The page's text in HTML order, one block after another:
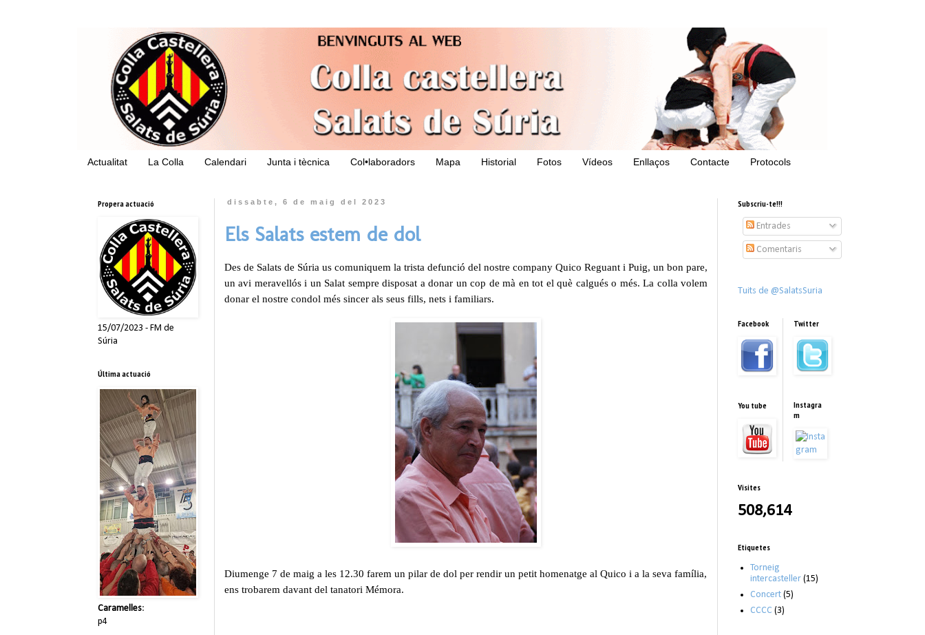
Actualitat La Colla Calendari Junta i tècnica Col•laboradors Mapa Historial Fotos Vídeos Enllaços Contacte Protocols
dissabte, 6 de maig del 2023
Els Salats estem de dol
Des de Salats de Súria us comuniquem la trista defunció del nostre company Quico Reguant i Puig, un bon pare,
un avi meravellós i un Salat sempre disposat a donar un cop de mà en tot el què calgués o més. La colla volem
donar el nostre condol més sincer als seus fills, nets i familiars.
Diumenge 7 de maig a les 12.30 farem un pilar de dol per rendir un petit homenatge al Quico i a la seva família,
ens trobarem davant del tanatori Mémora.
Propera actuació
15/07/2023 - FM de
Súria
Última actuació
Caramelles:
p4
Subscriu-te!!!
Entrades
Comentaris
Tuits de @SalatsSuria
Facebook
You tube
Twitter
Instagra
m
Visites
508,614
Etiquetes
Torneig
intercasteller (15)
Concert (5)
CCCC (3)